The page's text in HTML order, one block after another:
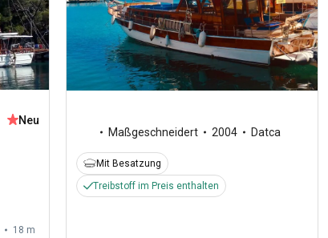
Neu
18 m
Maßgeschneidert 2004 Datca
Mit Besatzung
Treibstoff im Preis enthalten